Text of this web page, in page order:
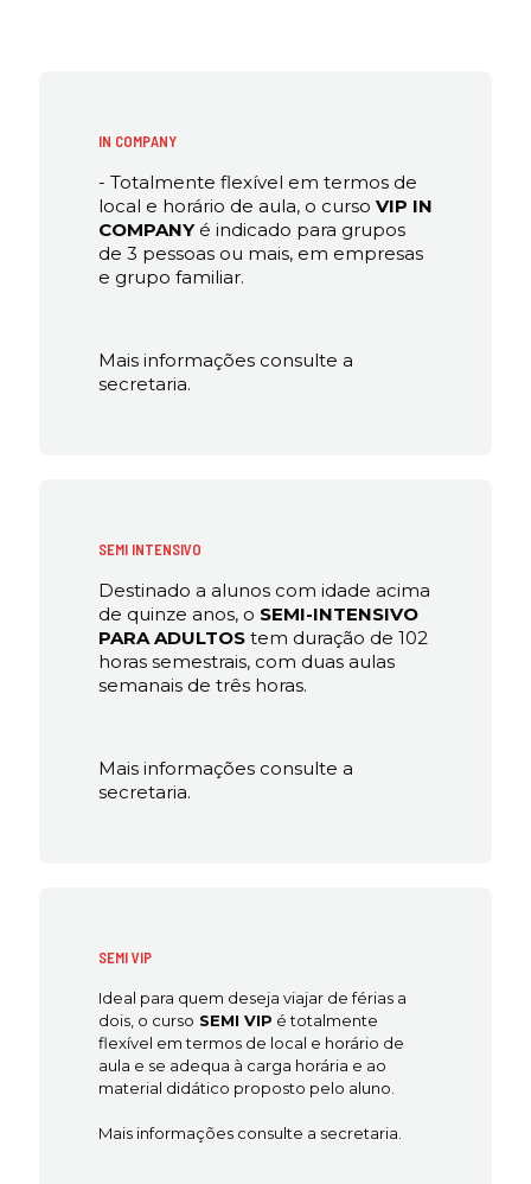
IN COMPANY
- Totalmente flexível em termos de
local e horário de aula, o curso VIP IN
COMPANYé indicado para grupos
de 3 pessoas ou mais, em empresas
e grupo familiar.
Mais informações consulte a
secretaria.
SEMI INTENSIVO
Destinado a alunos com idade acima
de quinze anos, o SEMI-INTENSIVO
PARA ADULTOStem duração de 102
horas semestrais, com duas aulas
semanais de três horas.
Mais informações consulte a
secretaria.
SEMI VIP
Ideal para quem deseja viajar de férias a
dois, o curso SEMI VIP é totalmente
flexível em termos de local e horário de
aula e se adequa à carga horária e ao
material didático proposto pelo aluno.
Mais informações consulte a secretaria.